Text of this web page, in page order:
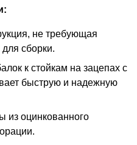
не требующая
сборки.
к стойкам на зацепах с
быструю и надежную
из оцинкованного